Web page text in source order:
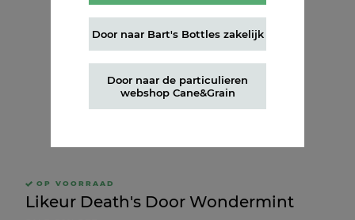
OP VOORRAAD
Likeur Death's Door Wondermint
Door naar Bart's Bottles zakelijk
Door naar de particulieren
webshop Cane&Grain